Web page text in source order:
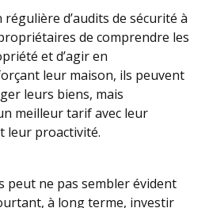
d’audits de sécurité à
de comprendre les
et d’agir en
leur maison, ils peuvent
leurs biens, mais
meilleur tarif avec leur
leur proactivité.
peut ne pas sembler évident
à long terme, investir